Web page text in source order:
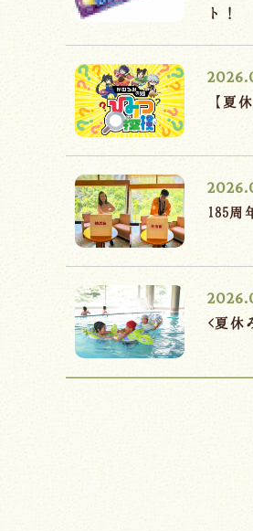
ト！
【夏
185周
<夏休